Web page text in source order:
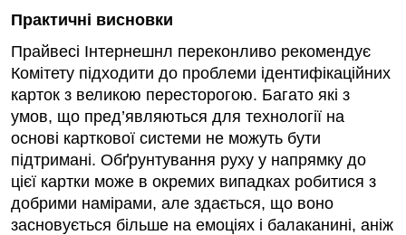
Практичні висновки
Прайвесі Інтернешнл переконливо рекомендує
Комітету підходити до проблеми ідентифікаційних
карток з великою пересторогою. Багато які з
умов, що пред’являються для технології на
основі карткової системи не можуть бути
підтримані. Обґрунтування руху у напрямку до
цієї картки може в окремих випадках робитися з
добрими намірами, але здається, що воно
засновується більше на емоціях і балаканині, аніж